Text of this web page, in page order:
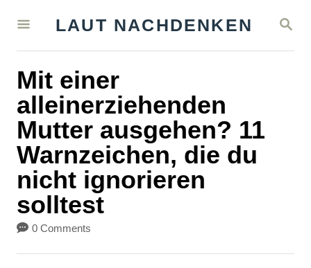
S
A
LAUT NACHDENKEN
Mit einer
alleinerziehenden
Mutter ausgehen? 11
Warnzeichen, die du
nicht ignorieren
solltest
0 Comments